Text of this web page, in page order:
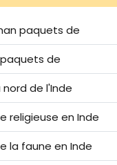
paquets de
de
de l'Inde
religieuse en Inde
la faune en Inde